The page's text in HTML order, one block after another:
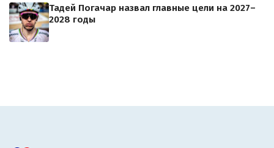
Тадей Погачар назвал главные цели на 2027–
2028 годы